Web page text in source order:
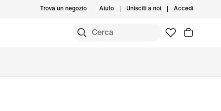
Trova un negozio Aiuto Unisciti a noi Accedi